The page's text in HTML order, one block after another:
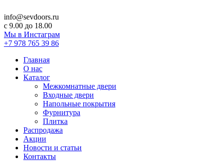
info@sevdoors.ru
c 9.00 до 18.00
Мы в Инстаграм
+7 978 765 39 86
Главная
О нас
Каталог
Межкомнатные двери
Входные двери
Напольные покрытия
Фурнитура
Плитка
Распродажа
Акции
Новости и статьи
Контакты